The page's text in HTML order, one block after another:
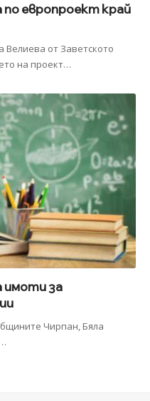
европроект край
Велиева от Заветското
на проект…
имоти за
Чирпан, Бяла
…